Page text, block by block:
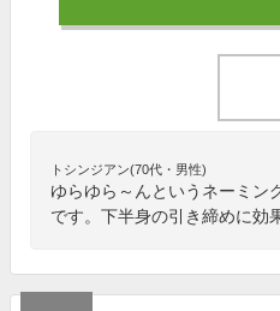
トシンジアン(70代・男性)
ゆらゆら～んというネーミン
です。下半身の引き締めに効